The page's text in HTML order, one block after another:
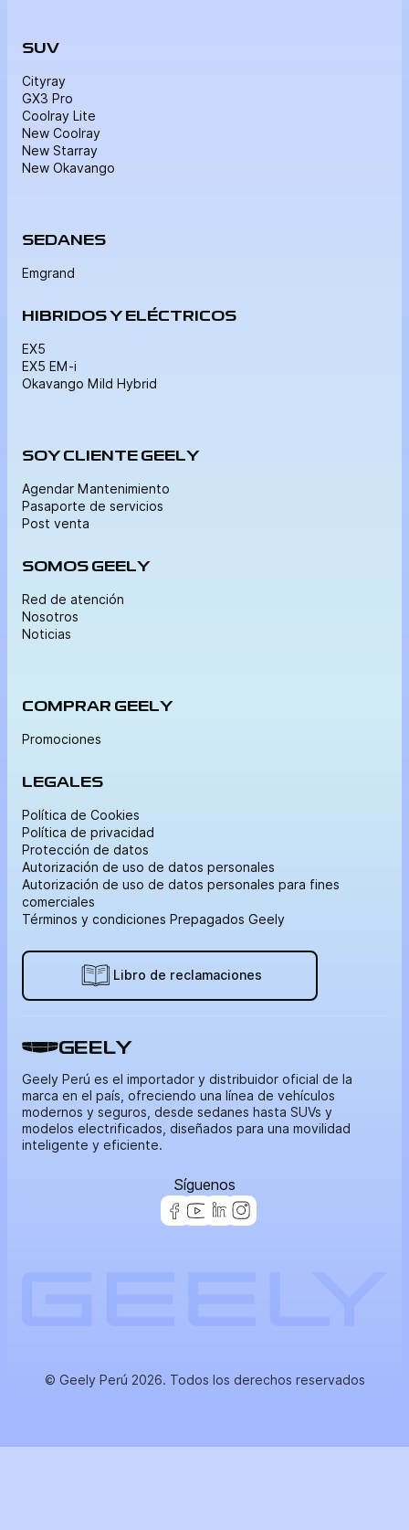
SUV
Cityray
GX3 Pro
Coolray Lite
New Coolray
New Starray
New Okavango
SEDANES
Emgrand
HIBRIDOS Y ELÉCTRICOS
EX5
EX5 EM-i
Okavango Mild Hybrid
SOY CLIENTE GEELY
Agendar Mantenimiento
Pasaporte de servicios
Post venta
SOMOS GEELY
Red de atención
Nosotros
Noticias
COMPRAR GEELY
Promociones
LEGALES
Política de Cookies
Política de privacidad
Protección de datos
Autorización de uso de datos personales
Autorización de uso de datos personales para fines
comerciales
Términos y condiciones Prepagados Geely
Libro de reclamaciones
GEELY
Geely Perú es el importador y distribuidor oficial de la
marca en el país, ofreciendo una línea de vehículos
modernos y seguros, desde sedanes hasta SUVs y
modelos electrificados, diseñados para una movilidad
inteligente y eficiente.
Síguenos
© Geely Perú 2026. Todos los derechos reservados